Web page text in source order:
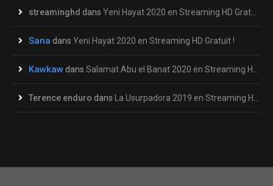
streaminghd dans Yeni Hayat 2020 en Streaming HD Gratuit !
Sana dans Yeni Hayat 2020 en Streaming HD Gratuit !
Kawkaw dans Salamat Abu el Banat 2020 en Streaming HD Gratuit !
Terence enduro dans La Usurpadora 2019 en Streaming HD Gratuit !